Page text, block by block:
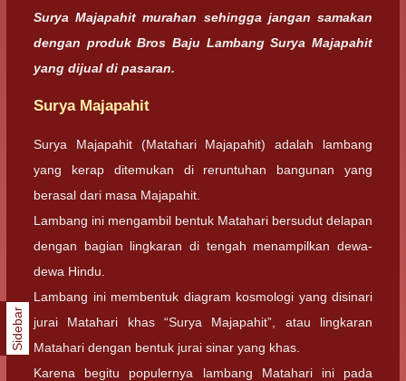
Surya Majapahit murahan sehingga jangan samakan
dengan produk Bros Baju Lambang Surya Majapahit
yang dijual di pasaran.
Surya Majapahit
Surya Majapahit (Matahari Majapahit) adalah lambang
yang kerap ditemukan di reruntuhan bangunan yang
berasal dari masa Majapahit.
Lambang ini mengambil bentuk Matahari bersudut delapan
dengan bagian lingkaran di tengah menampilkan dewa-
dewa Hindu.
Lambang ini membentuk diagram kosmologi yang disinari
jurai Matahari khas “Surya Majapahit”, atau lingkaran
Matahari dengan bentuk jurai sinar yang khas.
Karena begitu populernya lambang Matahari ini pada
Sidebar